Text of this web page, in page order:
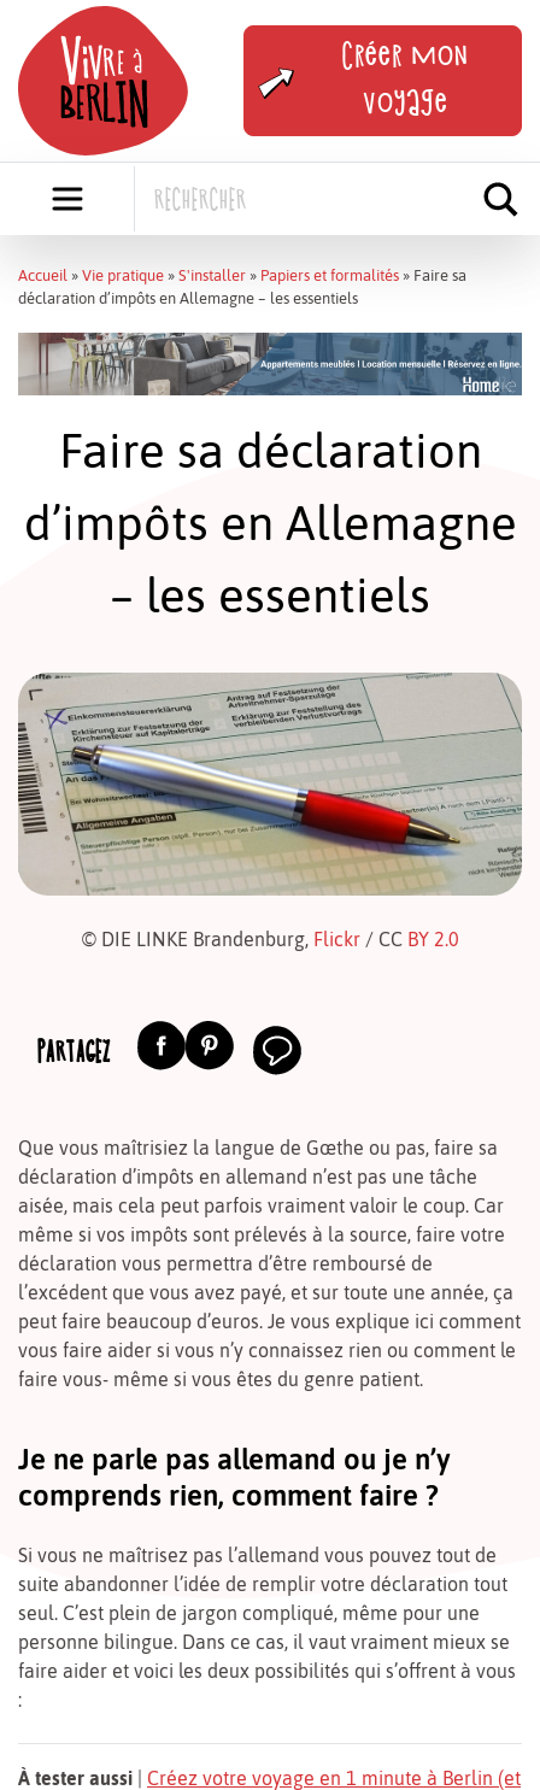
content
Créer mon
voyage
Accueil » Vie pratique » S'installer » Papiers et formalités » Faire sa
déclaration d’impôts en Allemagne – les essentiels
Faire sa déclaration
d’impôts en Allemagne
– les essentiels
© DIE LINKE Brandenburg, Flickr/ CC BY 2.0
PARTAGEZ
Que vous maîtrisiez la langue de Gœthe ou pas, faire sa
déclaration d’impôts en allemand n’est pas une tâche
aisée, mais cela peut parfois vraiment valoir le coup. Car
même si vos impôts sont prélevés à la source, faire votre
déclaration vous permettra d’être remboursé de
l’excédent que vous avez payé, et sur toute une année, ça
peut faire beaucoup d’euros. Je vous explique ici comment
vous faire aider si vous n’y connaissez rien ou comment le
faire vous- même si vous êtes du genre patient.
Je ne parle pas allemand ou je n’y
comprends rien, comment faire ?
Si vous ne maîtrisez pas l’allemand vous pouvez tout de
suite abandonner l’idée de remplir votre déclaration tout
seul. C’est plein de jargon compliqué, même pour une
personne bilingue. Dans ce cas, il vaut vraiment mieux se
faire aider et voici les deux possibilités qui s’offrent à vous
:
À tester aussi
Créez votre voyage en 1 minute à Berlin (et